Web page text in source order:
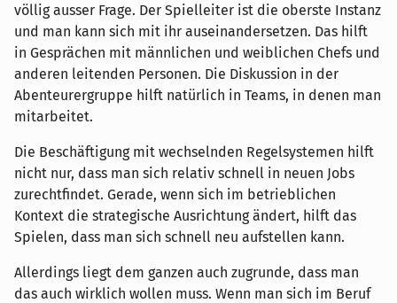
völlig ausser Frage. Der Spielleiter ist die oberste Instanz
und man kann sich mit ihr auseinandersetzen. Das hilft
in Gesprächen mit männlichen und weiblichen Chefs und
anderen leitenden Personen. Die Diskussion in der
Abenteurergruppe hilft natürlich in Teams, in denen man
mitarbeitet.
Die Beschäftigung mit wechselnden Regelsystemen hilft
nicht nur, dass man sich relativ schnell in neuen Jobs
zurechtfindet. Gerade, wenn sich im betrieblichen
Kontext die strategische Ausrichtung ändert, hilft das
Spielen, dass man sich schnell neu aufstellen kann.
Allerdings liegt dem ganzen auch zugrunde, dass man
das auch wirklich wollen muss. Wenn man sich im Beruf